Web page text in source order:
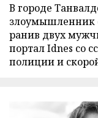
В городе
злоумышленник
ранив двух
портал Idnes со
полиции и